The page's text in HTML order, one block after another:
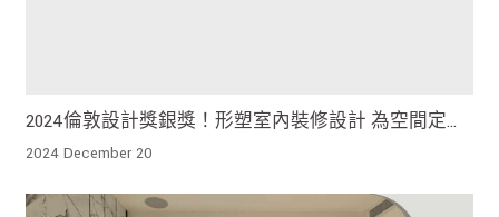
2024倫敦設計獎銀獎！形塑室內裝修設計 為空間定調
出「自然」為主軸的設計概念
2024 December 20